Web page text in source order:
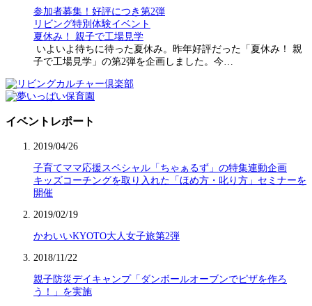
参加者募集！好評につき第2弾
リビング特別体験イベント
夏休み！ 親子で工場見学
いよいよ待ちに待った夏休み。昨年好評だった「夏休み！ 親
子で工場見学」の第2弾を企画しました。今…
イベントレポート
2019/04/26
子育てママ応援スペシャル「ちゃぁるず」の特集連動企画
キッズコーチングを取り入れた「ほめ方・叱り方」セミナーを
開催
2019/02/19
かわいいKYOTO大人女子旅第2弾
2018/11/22
親子防災デイキャンプ「ダンボールオーブンでピザを作ろ
う！」を実施